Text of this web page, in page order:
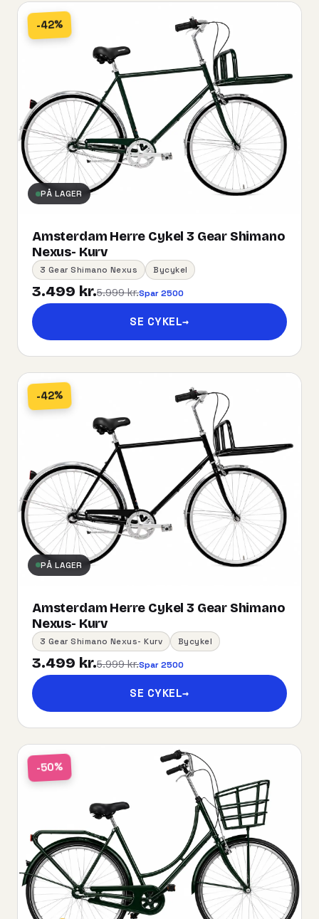
-42%
PÅ LAGER
Amsterdam Herre Cykel 3 Gear Shimano
Nexus- Kurv
3 Gear Shimano Nexus Bycykel
3.499 kr.5.999 kr.Spar 2500
SE CYKEL→
-42%
PÅ LAGER
Amsterdam Herre Cykel 3 Gear Shimano
Nexus- Kurv
3 Gear Shimano Nexus- Kurv Bycykel
3.499 kr.5.999 kr.Spar 2500
SE CYKEL→
-50%